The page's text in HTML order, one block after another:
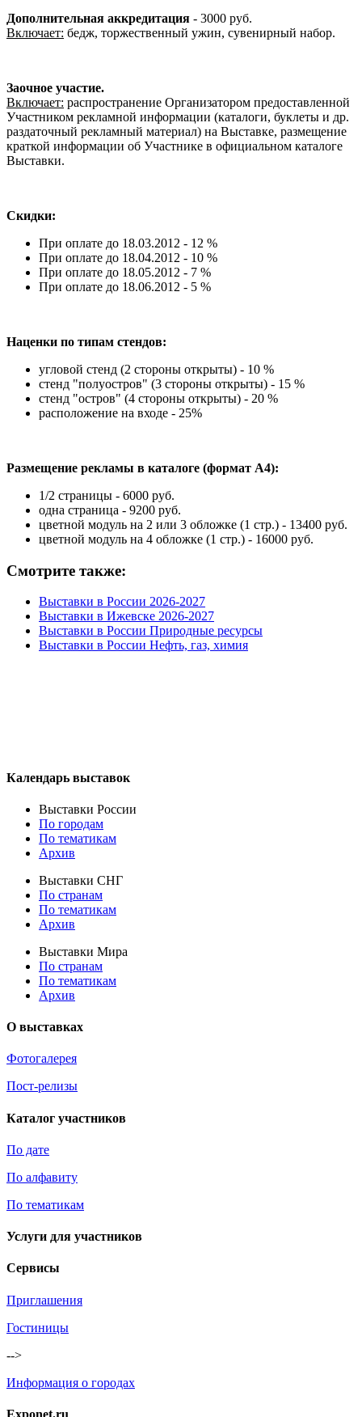
Дополнительная аккредитация - 3000 руб.
Включает: бедж, торжественный ужин, сувенирный набор.
Заочное участие.
Включает: распространение Организатором предоставленной
Участником рекламной информации (каталоги, буклеты и др.
раздаточный рекламный материал) на Выставке, размещение
краткой информации об Участнике в официальном каталоге
Выставки.
Скидки:
При оплате до 18.03.2012 - 12 %
При оплате до 18.04.2012 - 10 %
При оплате до 18.05.2012 - 7 %
При оплате до 18.06.2012 - 5 %
Наценки по типам стендов:
угловой стенд (2 стороны открыты) - 10 %
стенд "полуостров" (3 стороны открыты) - 15 %
стенд "остров" (4 стороны открыты) - 20 %
расположение на входе - 25%
Размещение рекламы в каталоге (формат А4):
1/2 страницы - 6000 руб.
одна страница - 9200 руб.
цветной модуль на 2 или 3 обложке (1 стр.) - 13400 руб.
цветной модуль на 4 обложке (1 стр.) - 16000 руб.
Смотрите также:
Выставки в России 2026-2027
Выставки в Ижевске 2026-2027
Выставки в России Природные ресурсы
Выставки в России Нефть, газ, химия
Календарь выставок
Выставки России
По городам
По тематикам
Архив
Выставки СНГ
По странам
По тематикам
Архив
Выставки Мира
По странам
По тематикам
Архив
О выставках
Фотогалерея
Пост-релизы
Каталог участников
По дате
По алфавиту
По тематикам
Услуги для участников
Сервисы
Приглашения
Гостиницы
-->
Информация о городах
Exponet.ru